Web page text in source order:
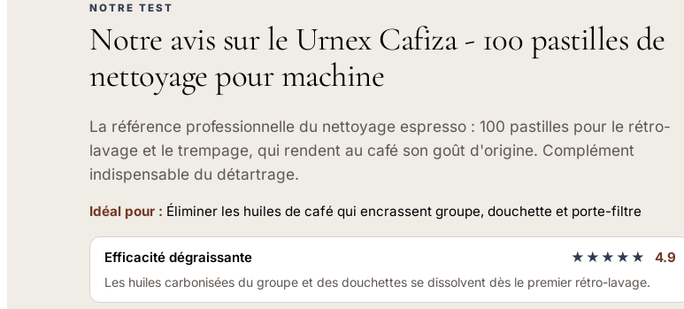
NOTRE TEST
Notre avis sur le Urnex Cafiza - 100 pastilles de
nettoyage pour machine
La référence professionnelle du nettoyage espresso : 100 pastilles pour le rétro-
lavage et le trempage, qui rendent au café son goût d'origine. Complément
indispensable du détartrage.
Idéal pour : Éliminer les huiles de café qui encrassent groupe, douchette et porte-filtre
Efficacité dégraissante ★★★★★ 4.9
Les huiles carbonisées du groupe et des douchettes se dissolvent dès le premier rétro-lavage.